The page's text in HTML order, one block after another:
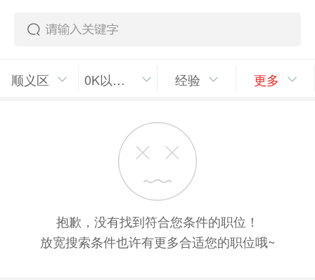
顺义区 0K以上/月 经验 更多
抱歉，没有找到符合您条件的职位！
放宽搜索条件也许有更多合适您的职位哦~